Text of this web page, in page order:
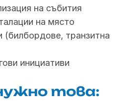
на събития
на място
(билбордове, транзитна
инициативи
това: